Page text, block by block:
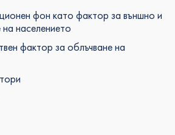
фон като фактор за външно и
населението
фактор за облъчване на